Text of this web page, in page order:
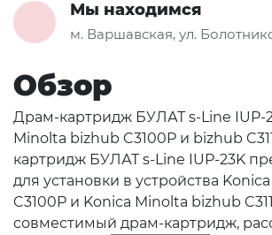
Мы находимся
м. Варшавская, ул.
Обзор
Драм-картридж БУЛАТ s-Line IUP-
Minolta bizhub C3100P и bizhub
картридж БУЛАТ s-Line IUP-23K
для установки в устройства
C3100P и Konica Minolta bizhub
совместимый драм-картридж,